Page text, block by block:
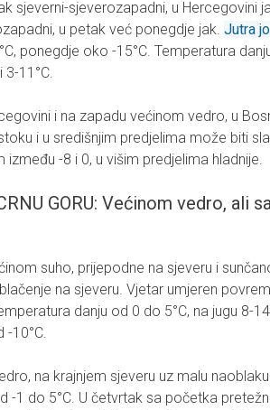
sjeverni-sjeverozapadni, u Hercegovini
u petak već ponegdje jak. Jutra
ponegdje oko -15°C. Temperatura
3-11°C.
i na zapadu većinom vedro, u
i u središnjim predjelima može biti
-8 i 0, u višim predjelima hladnije.
GORU: Većinom vedro, ali
suho, prijepodne na sjeveru i
na sjeveru. Vjetar umjeren
danju od 0 do 5°C, na jugu 8-
-10°C.
na krajnjem sjeveru uz malu
-1 do 5°C. U četvrtak sa početka